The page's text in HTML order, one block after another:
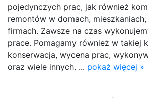
pojedynczych prac, jak również
remontów w domach,
firmach. Zawsze na czas
prace. Pomagamy również w takiej
konserwacja, wycena prac,
oraz wiele innych. ... pokaż więcej »